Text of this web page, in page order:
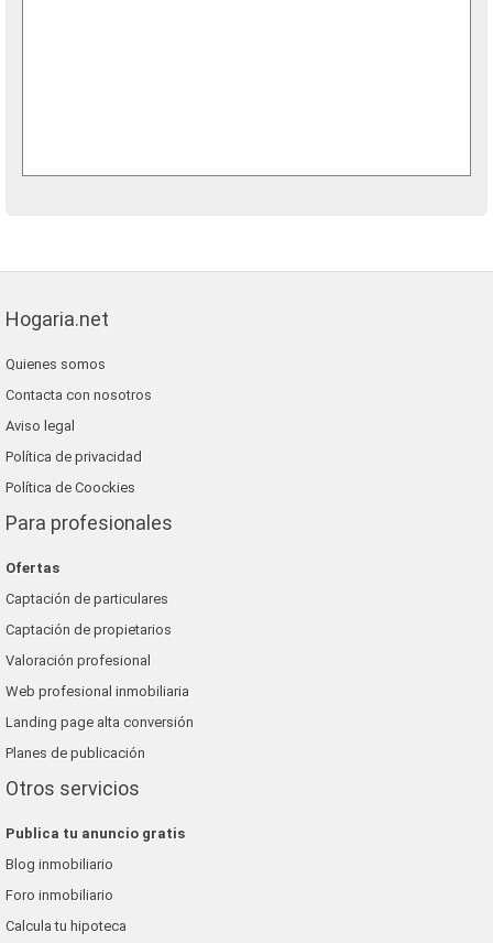
Hogaria.net
Quienes somos
Contacta con nosotros
Aviso legal
Política de privacidad
Política de Coockies
Para profesionales
Ofertas
Captación de particulares
Captación de propietarios
Valoración profesional
Web profesional inmobiliaria
Landing page alta conversión
Planes de publicación
Otros servicios
Publica tu anuncio gratis
Blog inmobiliario
Foro inmobiliario
Calcula tu hipoteca